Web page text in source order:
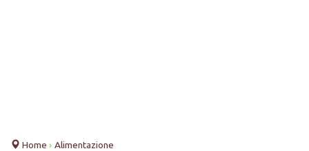
Home › Alimentazione